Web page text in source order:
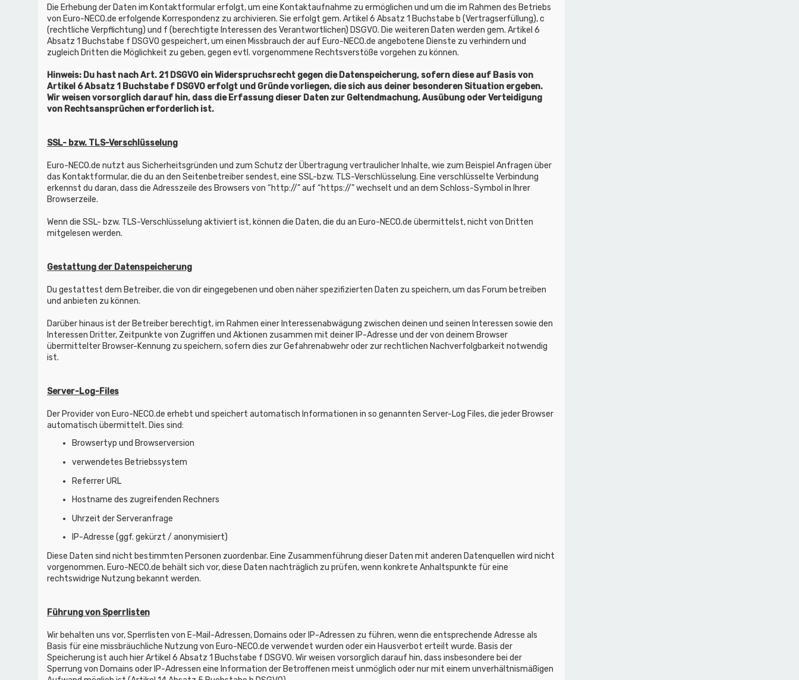
Die Erhebung der Daten im Kontaktformular erfolgt, um eine Kontaktaufnahme zu ermöglichen und um die im Rahmen des Betriebs
von Euro-NECO.de erfolgende Korrespondenz zu archivieren. Sie erfolgt gem. Artikel 6 Absatz 1 Buchstabe b (Vertragserfüllung), c
(rechtliche Verpflichtung) und f (berechtigte Interessen des Verantwortlichen) DSGVO. Die weiteren Daten werden gem. Artikel 6
Absatz 1 Buchstabe f DSGVO gespeichert, um einen Missbrauch der auf Euro-NECO.de angebotene Dienste zu verhindern und
zugleich Dritten die Möglichkeit zu geben, gegen evtl. vorgenommene Rechtsverstöße vorgehen zu können.
Hinweis: Du hast nach Art. 21 DSGVO ein Widerspruchsrecht gegen die Datenspeicherung, sofern diese auf Basis von
Artikel 6 Absatz 1 Buchstabe f DSGVO erfolgt und Gründe vorliegen, die sich aus deiner besonderen Situation ergeben.
Wir weisen vorsorglich darauf hin, dass die Erfassung dieser Daten zur Geltendmachung, Ausübung oder Verteidigung
von Rechtsansprüchen erforderlich ist.
SSL- bzw. TLS-Verschlüsselung
Euro-NECO.de nutzt aus Sicherheitsgründen und zum Schutz der Übertragung vertraulicher Inhalte, wie zum Beispiel Anfragen über
das Kontaktformular, die du an den Seitenbetreiber sendest, eine SSL-bzw. TLS-Verschlüsselung. Eine verschlüsselte Verbindung
erkennst du daran, dass die Adresszeile des Browsers von “http://” auf “https://” wechselt und an dem Schloss-Symbol in Ihrer
Browserzeile.
Wenn die SSL- bzw. TLS-Verschlüsselung aktiviert ist, können die Daten, die du an Euro-NECO.de übermittelst, nicht von Dritten
mitgelesen werden.
Gestattung der Datenspeicherung
Du gestattest dem Betreiber, die von dir eingegebenen und oben näher spezifizierten Daten zu speichern, um das Forum betreiben
und anbieten zu können.
Darüber hinaus ist der Betreiber berechtigt, im Rahmen einer Interessenabwägung zwischen deinen und seinen Interessen sowie den
Interessen Dritter, Zeitpunkte von Zugriffen und Aktionen zusammen mit deiner IP-Adresse und der von deinem Browser
übermittelter Browser-Kennung zu speichern, sofern dies zur Gefahrenabwehr oder zur rechtlichen Nachverfolgbarkeit notwendig
ist.
Server-Log-Files
Der Provider von Euro-NECO.de erhebt und speichert automatisch Informationen in so genannten Server-Log Files, die jeder Browser
automatisch übermittelt. Dies sind:
Browsertyp und Browserversion
verwendetes Betriebssystem
Referrer URL
Hostname des zugreifenden Rechners
Uhrzeit der Serveranfrage
IP-Adresse (ggf. gekürzt / anonymisiert)
Diese Daten sind nicht bestimmten Personen zuordenbar. Eine Zusammenführung dieser Daten mit anderen Datenquellen wird nicht
vorgenommen. Euro-NECO.de behält sich vor, diese Daten nachträglich zu prüfen, wenn konkrete Anhaltspunkte für eine
rechtswidrige Nutzung bekannt werden.
Führung von Sperrlisten
Wir behalten uns vor, Sperrlisten von E-Mail-Adressen, Domains oder IP-Adressen zu führen, wenn die entsprechende Adresse als
Basis für eine missbräuchliche Nutzung von Euro-NECO.de verwendet wurden oder ein Hausverbot erteilt wurde. Basis der
Speicherung ist auch hier Artikel 6 Absatz 1 Buchstabe f DSGVO. Wir weisen vorsorglich darauf hin, dass insbesondere bei der
Sperrung von Domains oder IP-Adressen eine Information der Betroffenen meist unmöglich oder nur mit einem unverhältnismäßigen